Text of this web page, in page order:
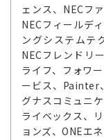
ェンス、NECフ
NECフィールデ
ングシステムテ
NECフレンドリ
ライフ、フォワ
ービス、Painter
グナスコミュニ
ライベックス、
ョンズ、ONEエ